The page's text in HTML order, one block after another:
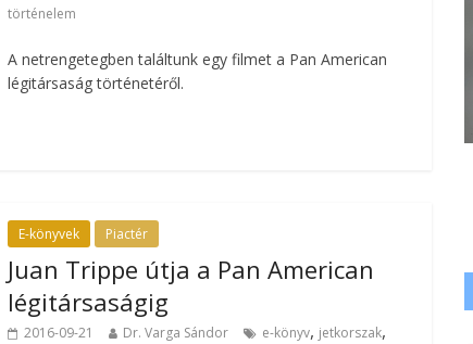
történelem
A netrengetegben találtunk egy filmet a Pan American
légitársaság történetéről.
E-könyvek Piactér
Juan Trippe útja a Pan American
légitársaságig
2016-09-21 Dr. Varga Sándor e-könyv, jetkorszak,